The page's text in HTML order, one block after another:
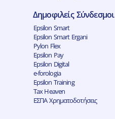
Δημοφιλείς Σύνδεσμοι
Epsilon Smart
Epsilon Smart Ergani
Pylon Flex
Epsilon Pay
Epsilon Digital
e-forologia
Epsilon Training
Tax Heaven
ΕΣΠΑ Χρηματοδοτήσεις